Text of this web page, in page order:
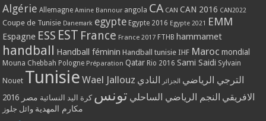
Algérie Allemagne Amine Bannour angola CA CAN CAN 2016 CAN2022
Coupe de Tunisie Danemark egypte Egypte 2016 Egypte 2021 EMM
Espagne ESS EST France France 2017 FTHB hammamet
handball Handball féminin Handball tunisie IHF Maroc mondial
Mouna Chebbah Pologne Préparation Qatar Rio 2016 Sami Saidi Sylvain
Nouet Tunisie Wael Jallouz الترجي الرياضي الجزائر النادي
الافريقي النجم الرياضي الساحلي تونس كرة اليد النسائية مصر 2016
مكارم المهدية وائل جلوز